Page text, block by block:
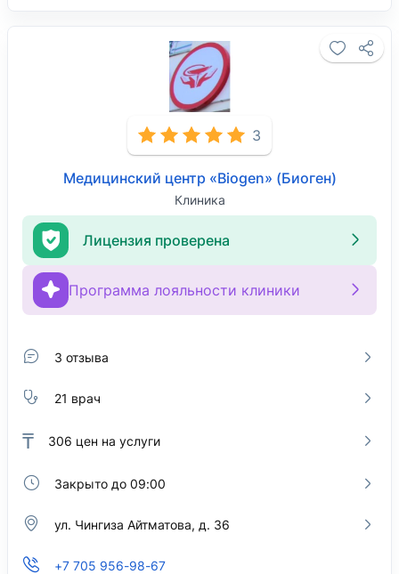
3
Медицинский центр «Biogen» (Биоген)
Клиника
Лицензия проверена
Программа лояльности клиники
3 отзыва
21 врач
₸ 306 цен на услуги
Закрыто до 09:00
ул. Чингиза Айтматова, д. 36
+7 705 956-98-67